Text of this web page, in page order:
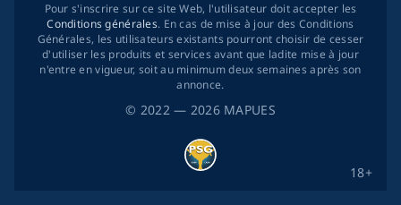
© 2022— 2026 MAPUES
18+
Pour s'inscrire sur ce site Web, l'utilisateur doit accepter les
Conditions générales. En cas de mise à jour des Conditions
Générales, les utilisateurs existants pourront choisir de cesser
d'utiliser les produits et services avant que ladite mise à jour
n'entre en vigueur, soit au minimum deux semaines après son
annonce.